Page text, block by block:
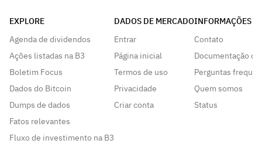
EXPLORE
Agenda de dividendos
Ações listadas na B3
Boletim Focus
Dados do Bitcoin
Dumps de dados
Fatos relevantes
Fluxo de investimento na B3
DADOS DE MERCADO
Entrar
Página inicial
Termos de uso
Privacidade
Criar conta
INFORMAÇÕES
Contato
Documentação da
Perguntas
Quem somos
Status